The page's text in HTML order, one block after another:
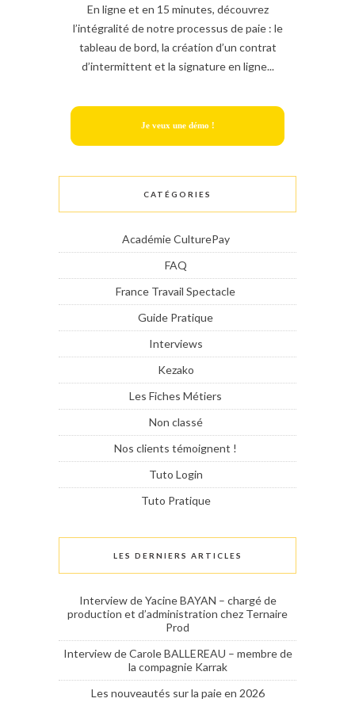
En ligne et en 15 minutes, découvrez
l’intégralité de notre processus de paie : le
tableau de bord, la création d’un contrat
d’intermittent et la signature en ligne...
Je veux une démo !
CATÉGORIES
Académie CulturePay
FAQ
France Travail Spectacle
Guide Pratique
Interviews
Kezako
Les Fiches Métiers
Non classé
Nos clients témoignent !
Tuto Login
Tuto Pratique
LES DERNIERS ARTICLES
Interview de Yacine BAYAN – chargé de
production et d’administration chez Ternaire
Prod
Interview de Carole BALLEREAU – membre de
la compagnie Karrak
Les nouveautés sur la paie en 2026